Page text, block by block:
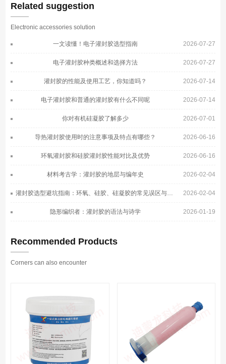
Related suggestion
Electronic accessories solution
2026-07-27
一文读懂！电子灌封胶选型指南
2026-07-27
电子灌封胶种类概述和选择方法
2026-07-14
灌封胶的性能及使用工艺，你知道吗？
2026-07-14
电子灌封胶和普通的灌封胶有什么不同呢
2026-07-01
你对有机硅凝胶了解多少
2026-06-16
导热灌封胶使用时的注意事项及特点有哪些？
2026-06-16
环氧灌封胶和硅胶灌封胶性能对比及优势
2026-02-04
材料考古学：灌封胶的地层与编年史
2026-02-04
2026-01-19
隐形编织者：灌封胶的语法与诗学
Recommended Products
Corners can also encounter